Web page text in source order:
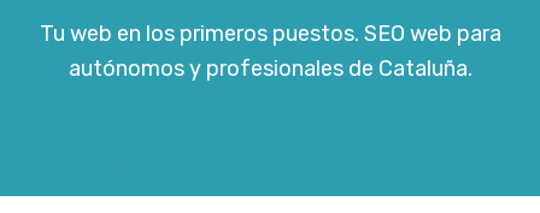
Tu web en los primeros puestos. SEO web para
autónomos y profesionales de Cataluña.